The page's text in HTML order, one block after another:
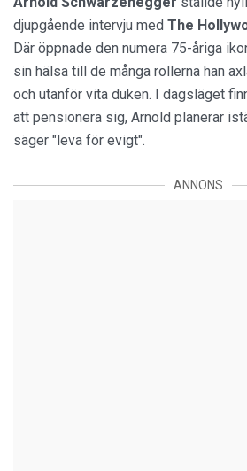
djupgående intervju med The
Där öppnade den numera 75-åriga
sin hälsa till de många rollerna han
och utanför vita duken. I dagsläget
att pensionera sig, Arnold planerar
säger "leva för evigt".
ANNONS